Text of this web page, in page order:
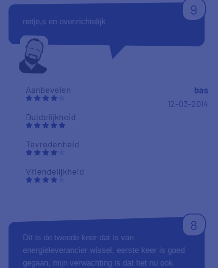
9
netje,s en overzichtelijk
Aanbevelen
Duidelijkheid
Tevredenheid
Vriendelijkheid
bas
12-03-2014
8
Dit is de tweede keer dat is van
energieleverancier wissel, eerste keer is goed
gegaan, mijn verwachting is dat het nu ook